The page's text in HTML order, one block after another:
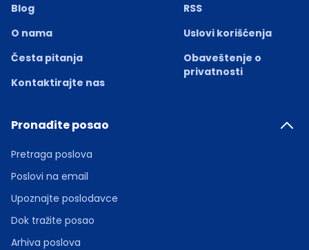
Blog
O nama
Česta pitanja
Kontaktirajte nas
RSS
Uslovi korišćenja
Obaveštenje o
privatnosti
Pronađite posao
Pretraga poslova
Poslovi na email
Upoznajte poslodavce
Dok tražite posao
Arhiva poslova